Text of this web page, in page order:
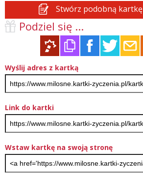
Stwórz podobną kartkę
Podziel się ...
Wyślij adres z kartką
Link do kartki
Wstaw kartkę na swoją stronę